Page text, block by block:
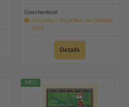
Geschenkset
Vorschau • bestellbar ab Oktober
2026
Details
NEU